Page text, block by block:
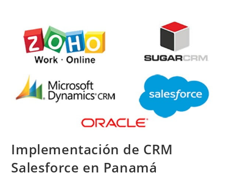
Implementación de CRM
Salesforce en Panamá